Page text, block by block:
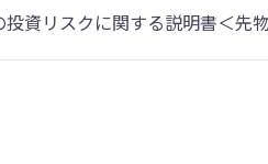
投資リスクに関する説明書＜先